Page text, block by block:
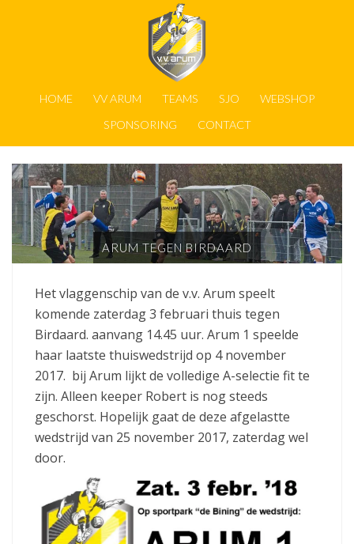
HOME VV ARUM TEAMS SJO
WEBSHOP
SPONSORING
CONTACT
ARUM TEGEN BIRDAARD
Het vlaggenschip van de v.v. Arum speelt
komende zaterdag 3 februari thuis tegen
Birdaard. aanvang 14.45 uur. Arum 1 speelde
haar laatste thuiswedstrijd op 4 november
2017. bij Arum lijkt de volledige A-selectie fit te
zijn. Alleen keeper Robert is nog steeds
geschorst. Hopelijk gaat de deze afgelastte
wedstrijd van 25 november 2017, zaterdag wel
door.